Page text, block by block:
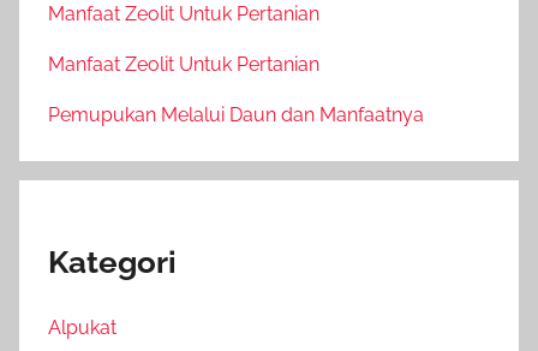
Manfaat Zeolit Untuk Pertanian
Manfaat Zeolit Untuk Pertanian
Pemupukan Melalui Daun dan Manfaatnya
Kategori
Alpukat